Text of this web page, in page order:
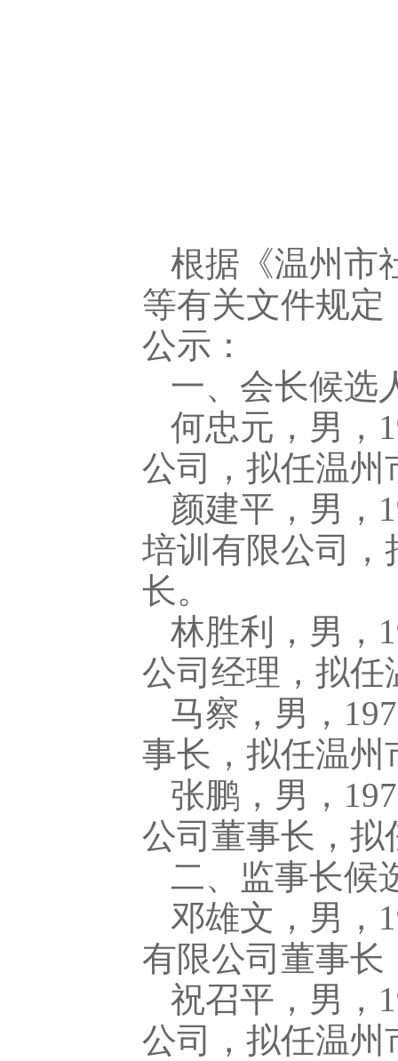
根据《温州市
等有关文件规
公示：
一、会长候选
何忠元，男，
公司，拟任温州
颜建平，男，
培训有限公司，
长。
林胜利，男，
公司经理，拟任
马察，男，
事长，拟任温州
张鹏，男，
公司董事长，拟
二、监事长候
邓雄文，男，
有限公司董事长
祝召平，男，
公司，拟任温州